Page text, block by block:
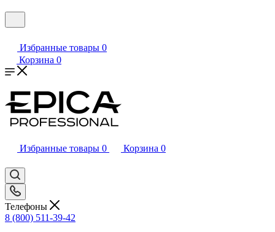
Избранные товары 0
Корзина 0
Избранные товары 0 Корзина 0
Телефоны
8 (800) 511-39-42